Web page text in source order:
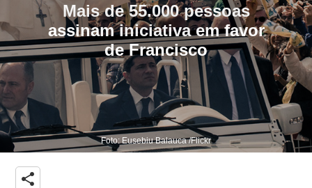
Mais de 55.000 pessoas
assinam iniciativa em favor
de Francisco
Foto: Eusebiu Balauca /Flickr
share